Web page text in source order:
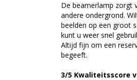
De beamerlamp zorgt
andere ondergrond.
beelden op een groot
kunt u weer snel
Altijd fijn om een
begeeft.
3/5 Kwaliteitsscore